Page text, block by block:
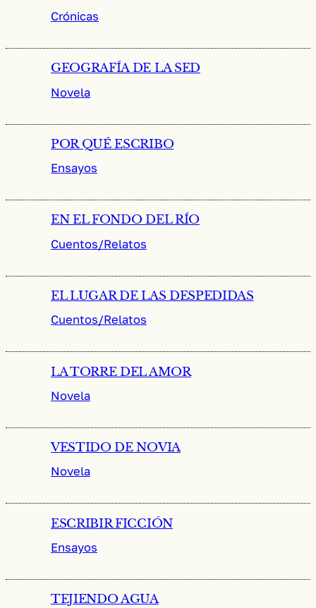
Crónicas
GEOGRAFÍA DE LA SED
Novela
POR QUÉ ESCRIBO
Ensayos
EN EL FONDO DEL RÍO
Cuentos/Relatos
EL LUGAR DE LAS DESPEDIDAS
Cuentos/Relatos
LA TORRE DEL AMOR
Novela
VESTIDO DE NOVIA
Novela
ESCRIBIR FICCIÓN
Ensayos
TEJIENDO AGUA